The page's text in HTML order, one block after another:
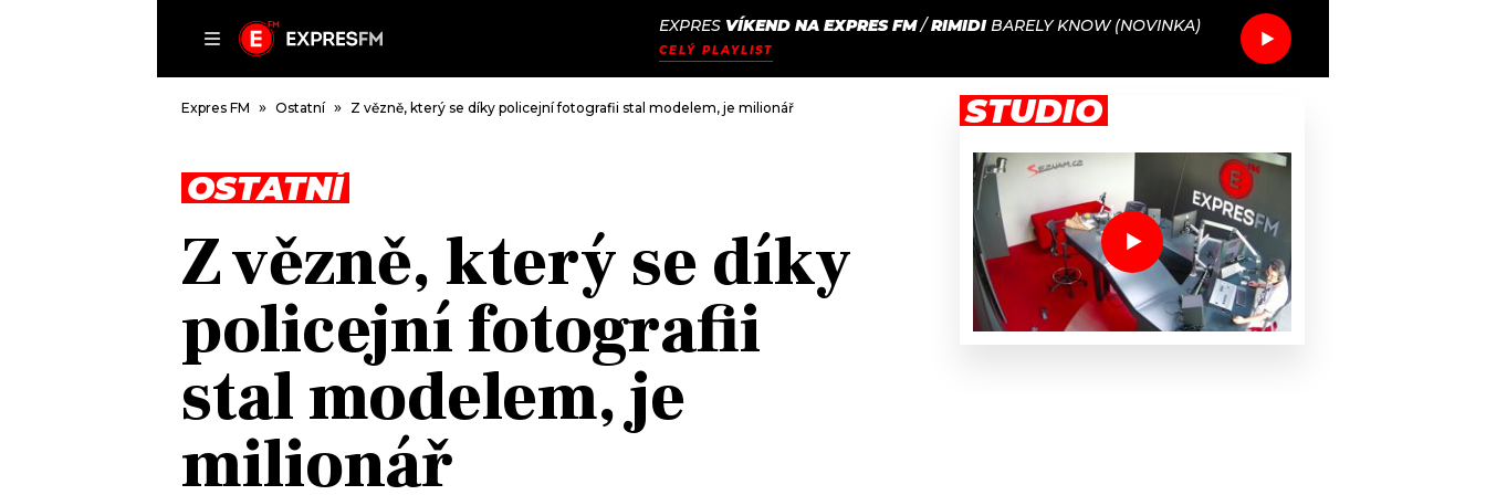
SEZNAM.CZ
EXPRES VÍKEND NA EXPRES FM/RIMIDI BARELY KNOW (NOVINKA)
CELÝ PLAYLIST
DOMŮ
ČLÁNKY
HUDBA
ROZHOVORY
#NEBUDUDOMA
KALENDÁŘ
KVÍZY
VIP
TRENDY
MIX
OSTATNÍ
PODCASTY
Expres FM Ostatní Z vězně, který se díky policejní fotografii stal modelem, je milionář
OSTATNÍ
Z vězně, který se díky
policejní fotografii
stal modelem, je
milionář
STUDIO